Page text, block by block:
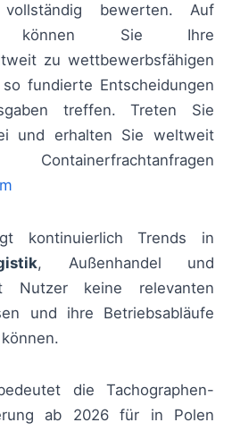
vollständig bewerten. Auf
können Sie Ihre
zu wettbewerbsfähigen
fundierte Entscheidungen
treffen. Treten Sie
und erhalten Sie weltweit
kontinuierlich Trends in
, Außenhandel und
Nutzer keine relevanten
und ihre Betriebsabläufe
die Tachographen-
ab 2026 für in Polen